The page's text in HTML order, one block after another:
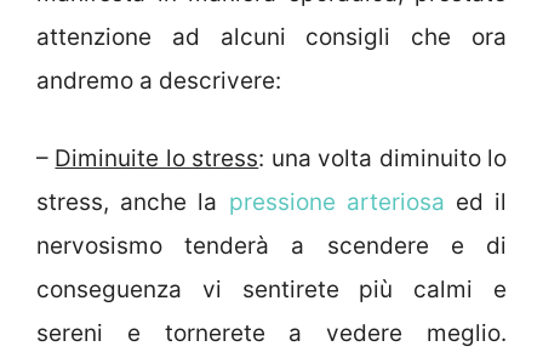
attenzione ad alcuni consigli che ora
andremo a descrivere:
– Diminuite lo stress: una volta diminuito lo
stress, anche la pressione arteriosa ed il
nervosismo tenderà a scendere e di
conseguenza vi sentirete più calmi e
sereni e tornerete a vedere meglio.